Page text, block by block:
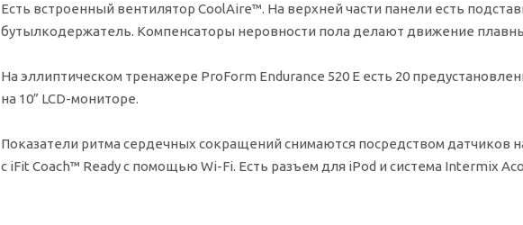
Есть встроенный вентилятор CoolAire™. На верхней части панели есть
бутылкодержатель. Компенсаторы неровности пола делают движение
На эллиптическом тренажере ProForm Endurance 520 E есть 20
на 10” LCD-мониторе.
Показатели ритма сердечных сокращений снимаются посредством датчиков
с iFit Coach™ Ready с помощью Wi-Fi. Есть разъем для iPod и система Intermix